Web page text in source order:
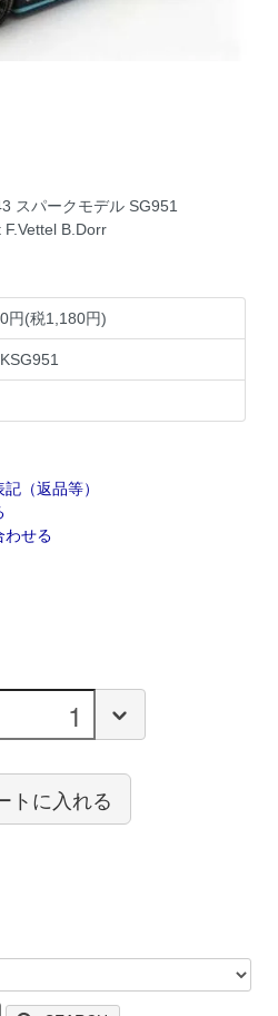
スパークモデル SG951
B.Dorr
円(税1,180円)
（返品等）
わせる
トに入れる